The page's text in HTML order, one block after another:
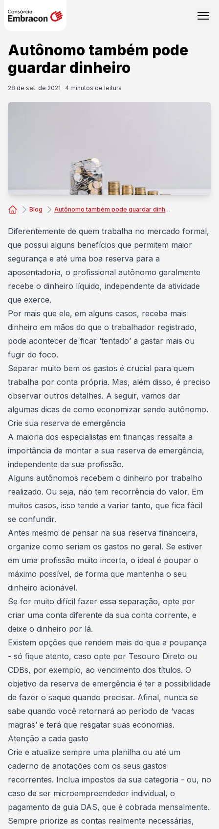
Autônomo também pode
guardar dinheiro
28 de set. de 2021 4 minutos de leitura
Blog Autônomo também pode guardar dinheiro
Diferentemente de quem trabalha no mercado formal,
que possui alguns benefícios que permitem maior
segurança e até uma boa reserva para a
aposentadoria, o profissional autônomo geralmente
recebe o dinheiro líquido, independente da atividade
que exerce.
Por mais que ele, em alguns casos, receba mais
dinheiro em mãos do que o trabalhador registrado,
pode acontecer de ficar ‘tentado’ a gastar mais ou
fugir do foco.
Separar muito bem os gastos é crucial para quem
trabalha por conta própria. Mas, além disso, é preciso
observar outros detalhes. A seguir, vamos dar
algumas dicas de como economizar sendo autônomo.
Crie sua reserva de emergência
A maioria dos especialistas em finanças ressalta a
importância de montar a sua reserva de emergência,
independente da sua profissão.
Alguns autônomos recebem o dinheiro por trabalho
realizado. Ou seja, não tem recorrência do valor. Em
muitos casos, isso tende a variar tanto, que fica fácil
se confundir.
Antes mesmo de pensar na sua reserva financeira,
organize como seriam os gastos no geral. Se estiver
em uma profissão muito incerta, o ideal é poupar o
máximo possível, de forma que mantenha o seu
dinheiro acionável.
Se for muito difícil fazer essa separação, opte por
criar uma conta diferente da sua conta corrente, e
deixe o dinheiro por lá.
Existem opções que rendem mais do que a poupança
- só fique atento, caso opte por Tesouro Direto ou
CDBs, por exemplo, ao vencimento dos títulos. O
objetivo da reserva de emergência é ter a possibilidade
de fazer o saque quando precisar. Afinal, nunca se
sabe quando você retornará ao período de ‘vacas
magras’ e terá que resgatar suas economias.
Atenção a cada gasto
Crie e atualize sempre uma planilha ou até um
caderno de anotações com os seus gastos
recorrentes. Inclua impostos da sua categoria - ou, no
caso de ser microempreendedor individual, o
pagamento da guia DAS, que é cobrada mensalmente.
Sempre priorize as contas realmente necessárias,